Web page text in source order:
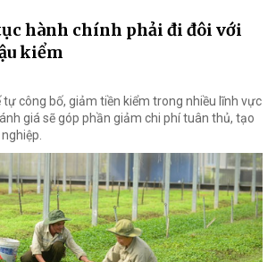
hành chính phải đi đôi với
kiểm
tự công bố, giảm tiền kiểm trong nhiều lĩnh vực
giá sẽ góp phần giảm chi phí tuân thủ, tạo